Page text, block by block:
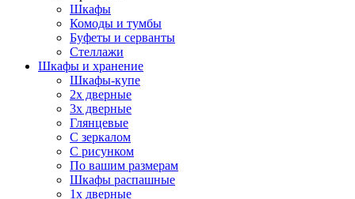
Шкафы
Комоды и тумбы
Буфеты и серванты
Стеллажи
Шкафы и хранение
Шкафы-купе
2х дверные
3х дверные
Глянцевые
С зеркалом
С рисунком
По вашим размерам
Шкафы распашные
1х дверные